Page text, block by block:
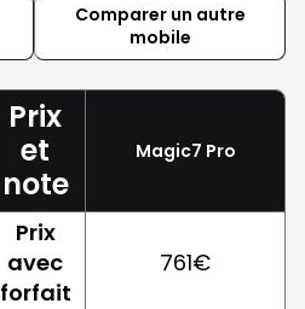
Comparer un autre
mobile
Prix
et
note
Magic7 Pro
Prix
avec
forfait
761€